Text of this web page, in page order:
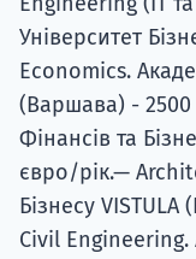
Університет
Economics.
(Варшава) - 2500
Фінансів та
євро/рік.—
Бізнесу
Civil Engineering.